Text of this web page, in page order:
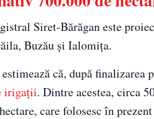
Siret-Bărăgan este
Buzău și Ialomița.
că, după finalizarea
irigații. Dintre acestea, circa
care folosesc în